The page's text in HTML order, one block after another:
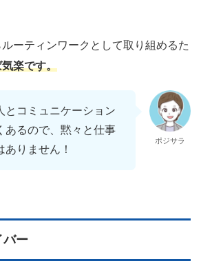
ーティンワークとして取り組めるた
楽です。
とコミュニケーション
あるので、黙々と仕事
りません！
ポジサラ
バー